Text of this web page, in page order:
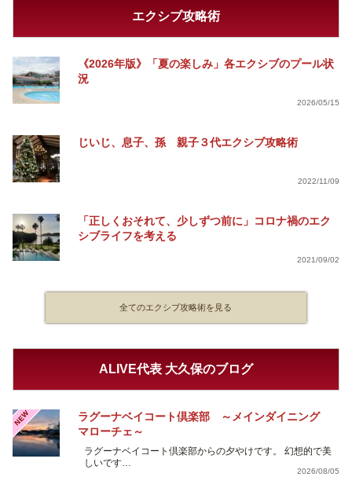
エクシブ攻略術
《2026年版》「夏の楽しみ」各エクシブのプール状
況
2026/05/15
じいじ、息子、孫 親子３代エクシブ攻略術
2022/11/09
「正しくおそれて、少しずつ前に」コロナ禍のエク
シブライフを考える
2021/09/02
全てのエクシブ攻略術を見る
ALIVE代表 大久保のブログ
NEW
ラグーナベイコート倶楽部 ～メインダイニング
マローチェ～
ラグーナベイコート倶楽部からの夕やけです。 幻想的で美
しいです…
2026/08/05